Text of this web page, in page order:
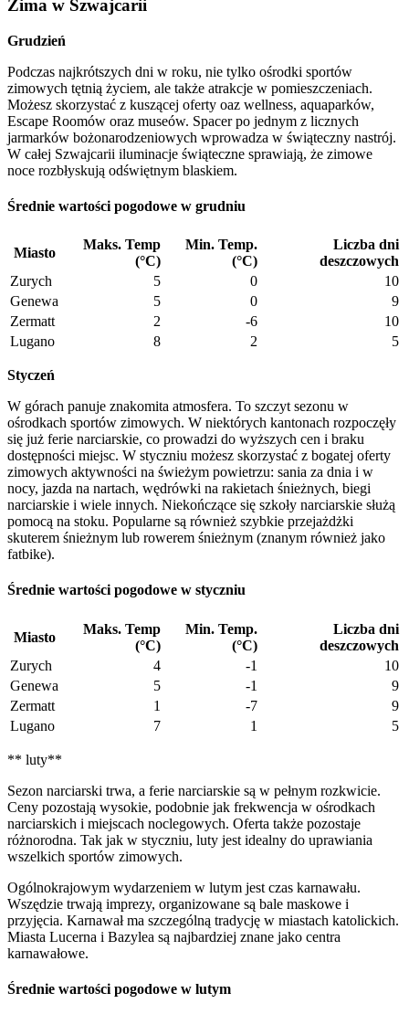
Zima w Szwajcarii
Grudzień
Podczas najkrótszych dni w roku, nie tylko ośrodki sportów
zimowych tętnią życiem, ale także atrakcje w pomieszczeniach.
Możesz skorzystać z kuszącej oferty oaz wellness, aquaparków,
Escape Roomów oraz museów. Spacer po jednym z licznych
jarmarków bożonarodzeniowych wprowadza w świąteczny nastrój.
W całej Szwajcarii iluminacje świąteczne sprawiają, że zimowe
noce rozbłyskują odświętnym blaskiem.
Średnie wartości pogodowe w grudniu
Miasto
Maks. Temp
(°C)
Min. Temp.
(°C)
Liczba dni
deszczowych
Zurych
5 0
10
Genewa
5 0
9
Zermatt
2 -6
10
Lugano
8 2 5
Styczeń
W górach panuje znakomita atmosfera. To szczyt sezonu w
ośrodkach sportów zimowych. W niektórych kantonach rozpoczęły
się już ferie narciarskie, co prowadzi do wyższych cen i braku
dostępności miejsc. W styczniu możesz skorzystać z bogatej oferty
zimowych aktywności na świeżym powietrzu: sania za dnia i w
nocy, jazda na nartach, wędrówki na rakietach śnieżnych, biegi
narciarskie i wiele innych. Niekończące się szkoły narciarskie służą
pomocą na stoku. Popularne są również szybkie przejażdżki
skuterem śnieżnym lub rowerem śnieżnym (znanym również jako
fatbike).
Średnie wartości pogodowe w styczniu
Miasto
Maks. Temp
(°C)
Min. Temp.
(°C)
Liczba dni
deszczowych
Zurych
4 -1
10
Genewa
5 -1
9
Zermatt
1 -7
9
Lugano
7 1 5
** luty**
Sezon narciarski trwa, a ferie narciarskie są w pełnym rozkwicie.
Ceny pozostają wysokie, podobnie jak frekwencja w ośrodkach
narciarskich i miejscach noclegowych. Oferta także pozostaje
różnorodna. Tak jak w styczniu, luty jest idealny do uprawiania
wszelkich sportów zimowych.
Ogólnokrajowym wydarzeniem w lutym jest czas karnawału.
Wszędzie trwają imprezy, organizowane są bale maskowe i
przyjęcia. Karnawał ma szczególną tradycję w miastach katolickich.
Miasta Lucerna i Bazylea są najbardziej znane jako centra
karnawałowe.
Średnie wartości pogodowe w lutym